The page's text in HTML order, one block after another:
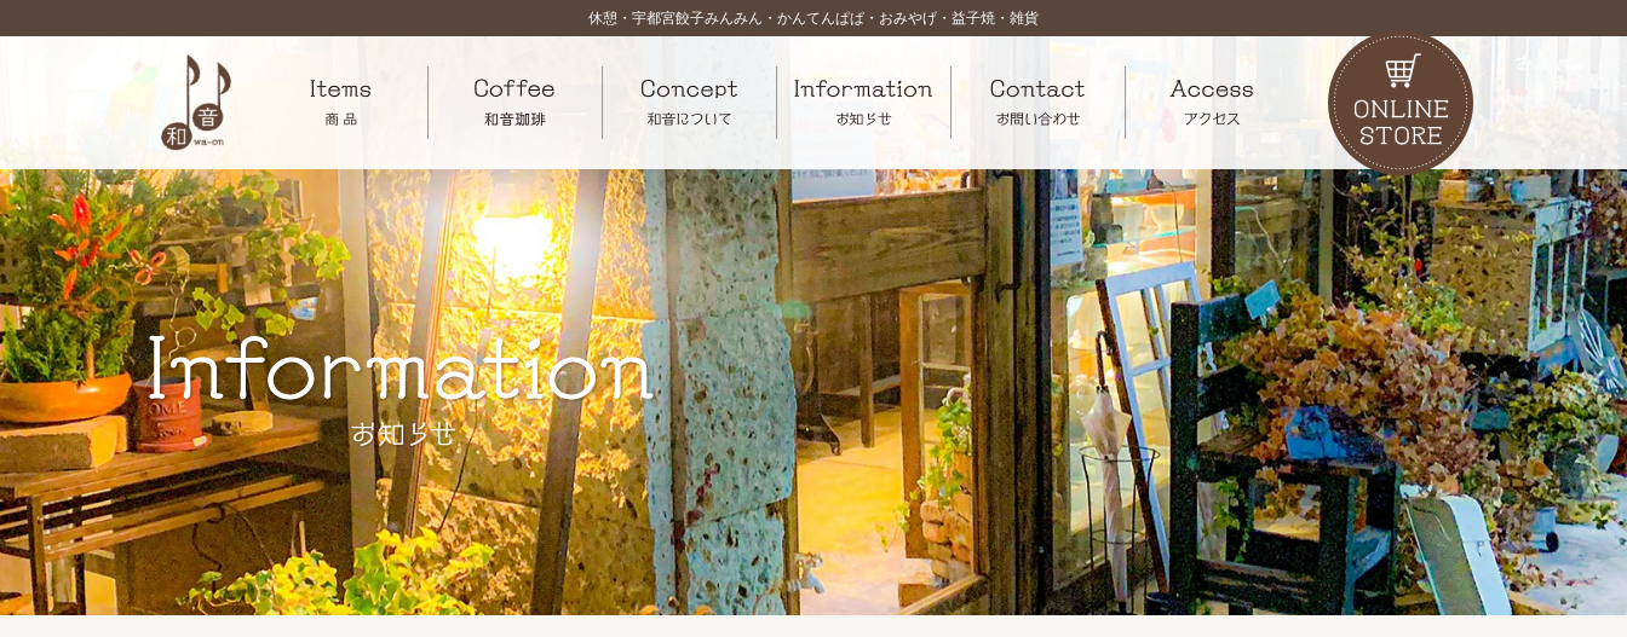
休憩・宇都宮餃子みんみん・かんてんぱぱ・おみやげ・益子焼・雑貨